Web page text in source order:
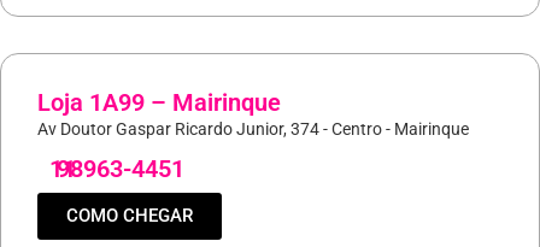
Loja 1A99 – Mairinque
Av Doutor Gaspar Ricardo Junior, 374 - Centro - Mairinque
11
98963-4451
COMO CHEGAR